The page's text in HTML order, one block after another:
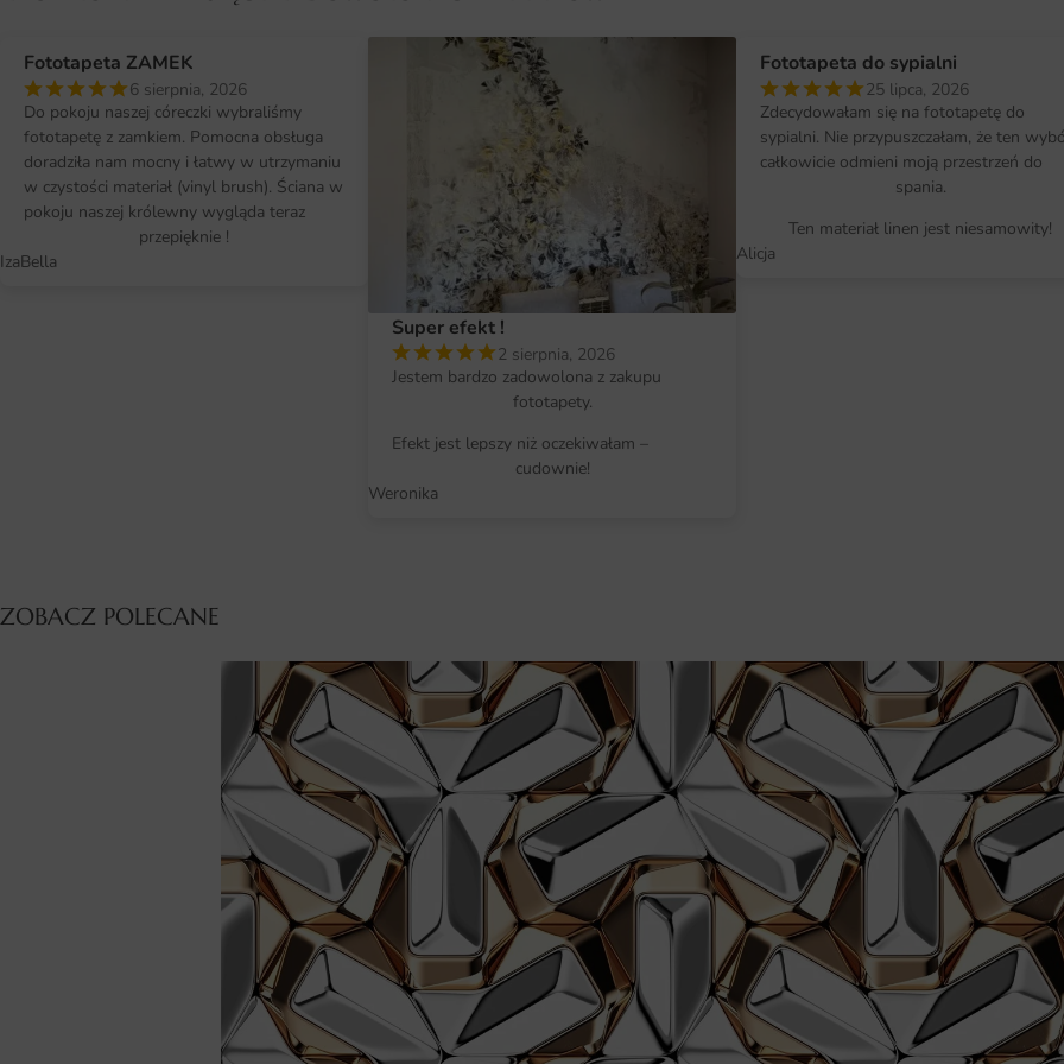
Fototapeta przygotowywana jest
szerokość i wysokość w
tworzących spójny obraz po
Montaż jest prosty i nie wymaga
krok po kroku pomoże
Dlaczego warto wybrać tę
Fototapeta Letnie Liście to
zmieni charakter wnętrza bez
innymi elementami wystroju i
Fototapeta ZAMEK
6 sierpnia, 2026
Do pokoju naszej córeczki wybraliśmy
fototapetę z zamkiem. Pomocna obsługa
doradziła nam mocny i łatwy w utrzymaniu
w czystości materiał (vinyl brush). Ściana w
pokoju naszej królewny wygląda teraz
przepięknie !
IzaBella
Super efekt !
2 sierpnia, 2026
Jestem bardzo zadowolona z zakupu
fototapety.
Efekt jest lepszy niż oczekiwałam –
cudownie!
Weronika
Fototapeta do sypialni
25 lipca, 2026
Zdecydowałam się na fototapetę do
sypialni. Nie przypuszczałam, że ten
całkowicie odmieni moją przestrzeń do
spania.
Ten materiał linen jest niesamowity!
Alicja
ZOBACZ POLECANE